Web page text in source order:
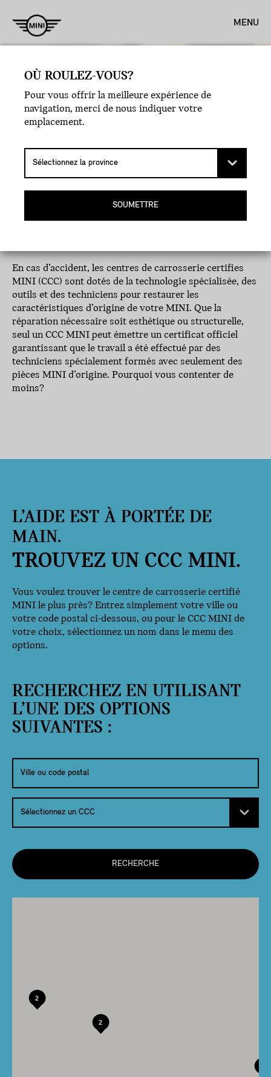
MENU
NOUS ALLONS PLUS LOIN, ALORS VOUS LE POUVEZ
CENTRES DE CARROSSERIE CERTIFIÉS MINI.
Vue d'ensembleTROUVER UN CCCSERVICES DES CCC
En cas d’accident, les centres de carrosserie certifies
MINI (CCC) sont dotés de la technologie spécialisée, des
outils et des techniciens pour restaurer les
caractéristiques d’origine de votre MINI. Que la
réparation nécessaire soit esthétique ou structurelle,
seul un CCC MINI peut émettre un certificat officiel
garantissant que le travail a été effectué par des
techniciens spécialement formés avec seulement des
pièces MINI d’origine. Pourquoi vous contenter de
moins?
L’AIDE EST À PORTÉE DE
MAIN.
TROUVEZ UN CCC MINI.
Vous voulez trouver le centre de carrosserie certifié
MINI le plus près? Entrez simplement votre ville ou
votre code postal ci-dessous, ou pour le CCC MINI de
votre choix, sélectionnez un nom dans le menu des
options.
RECHERCHEZ EN UTILISANT
L’UNE DES OPTIONS
SUIVANTES :
RECHERCHE
2
2
OÙ ROULEZ-VOUS?
Pour vous offrir la meilleure expérience de
navigation, merci de nous indiquer votre
emplacement.
SOUMETTRE